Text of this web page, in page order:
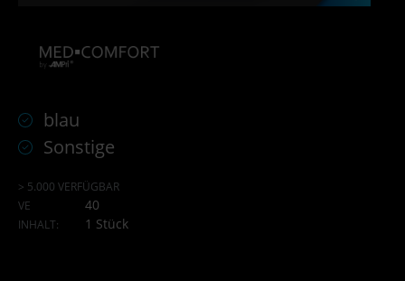
blau
Sonstige
> 5.000 VERFÜGBAR
VE
40
INHALT: 1 Stück